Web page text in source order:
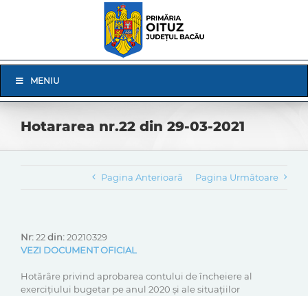
Navigation
MENIU
Hotararea nr.22 din 29-03-2021
Pagina Anterioară Pagina Următoare
Nr:22din:20210329
VEZI DOCUMENT OFICIAL
Hotărâre privind aprobarea contului de încheiere al
exercițiului bugetar pe anul 2020 și ale situațiilor